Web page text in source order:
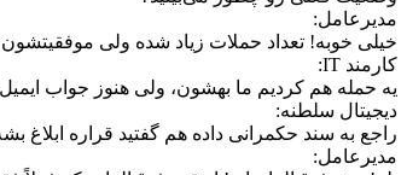
مدیرعامل:
خیلی خوبه! تعداد حملات زیاد شده ولی موفقیتشون کمتر. یعنی قبلاً ۱۰ تا حمله می‌کردن، ۱۰ تاش موفق بود، الان دیگه فقط 9 تا
کارمند IT:
یه حمله هم کردیم ما بهشون، ولی هنوز جواب
دیجیتال سلطنه:
راجع به سند حکمرانی داده هم گفتید قراره ابلاغ
مدیرعامل: